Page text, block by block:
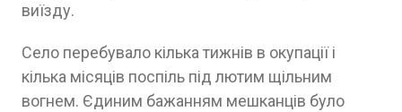
виїзду.
Село перебувало кілька тижнів в окупації і
кілька місяців поспіль під лютим щільним
вогнем. Єдиним бажанням мешканців було